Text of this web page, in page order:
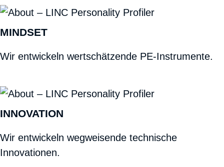
MINDSET
Wir entwickeln wertschätzende PE-Instrumente.
INNOVATION
Wir entwickeln wegweisende technische
Innovationen.